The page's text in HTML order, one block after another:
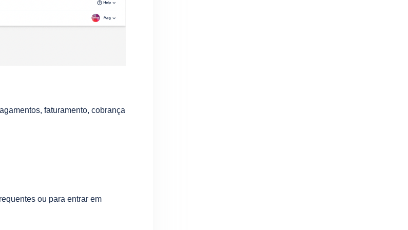
faturamento, cobrança
ou para entrar em